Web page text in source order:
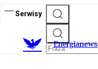
Serwisy
Energianews